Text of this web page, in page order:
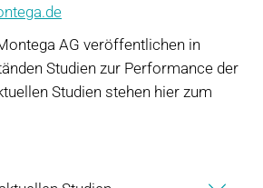
AG veröffentlichen in
Studien zur Performance der
Studien stehen hier zum